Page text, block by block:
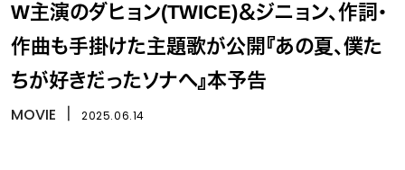
W主演のダヒョン(TWICE)＆ジニョン、作詞・
作曲も手掛けた主題歌が公開『あの夏、僕た
ちが好きだったソナへ』本予告
MOVIE 2025.06.14